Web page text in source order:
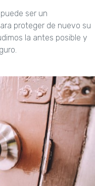
ser un
proteger de nuevo su
la antes posible y